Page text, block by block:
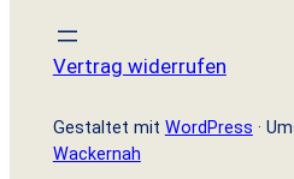
Vertrag widerrufen
Gestaltet mit WordPress ·
Wackernah